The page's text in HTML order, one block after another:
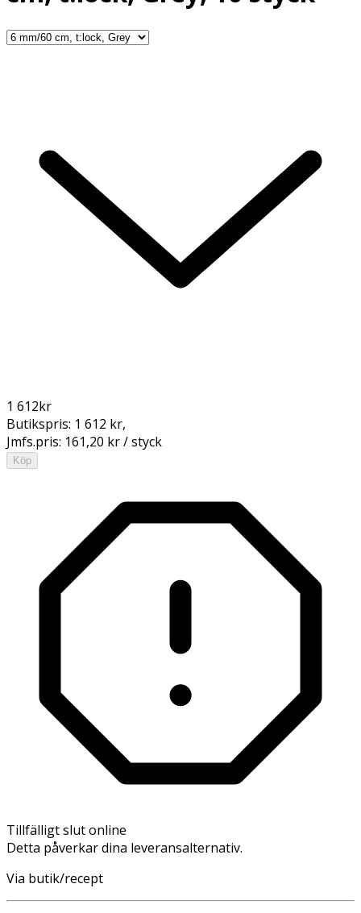
1 612kr
Butikspris: 1 612 kr,
Jmfs.pris: 161,20 kr / styck
Köp
Tillfälligt slut online
Detta påverkar dina leveransalternativ.
Via butik/recept